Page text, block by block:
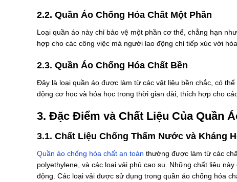
2.2. Quần Áo Chống Hóa Chất Một Phần
Loại quần áo này chỉ bảo vệ một phần cơ thể, chẳng hạn
hợp cho các công việc mà người lao động chỉ tiếp xúc với
2.3. Quần Áo Chống Hóa Chất Bền
Đây là loại quần áo được làm từ các vật liệu bền chắc, có
động cơ học và hóa học trong thời gian dài, thích hợp cho
3. Đặc Điểm và Chất Liệu Của Quần
3.1. Chất Liệu Chống Thấm Nước và Kháng
Quần áo chống hóa chất an toàn thường được làm từ các
polyethylene, và các loại vải phủ cao su. Những chất liệu
động. Các loại vải được sử dụng trong quần áo chống hóa